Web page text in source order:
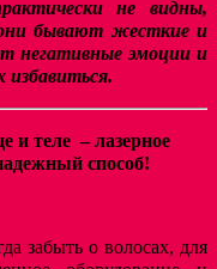
не видны,
бывают жесткие и
негативные эмоции и
и теле – лазерное
способ!
забыть о волосах, для